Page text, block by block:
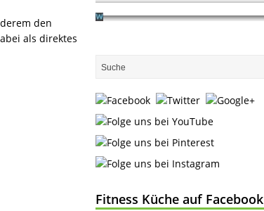
den
als direktes
Fitness Küche auf Facebook